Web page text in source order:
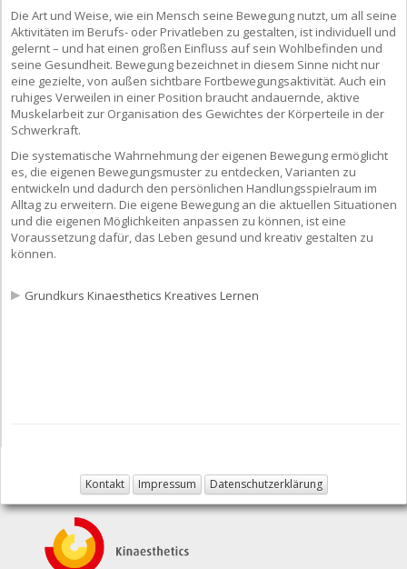
Die Art und Weise, wie ein Mensch seine Bewegung nutzt, um all seine
Aktivitäten im Berufs- oder Privatleben zu gestalten, ist individuell und
gelernt – und hat einen großen Einfluss auf sein Wohlbefinden und
seine Gesundheit. Bewegung bezeichnet in diesem Sinne nicht nur
eine gezielte, von außen sichtbare Fortbewegungsaktivität. Auch ein
ruhiges Verweilen in einer Position braucht andauernde, aktive
Muskelarbeit zur Organisation des Gewichtes der Körperteile in der
Schwerkraft.
Die systematische Wahrnehmung der eigenen Bewegung ermöglicht
es, die eigenen Bewegungsmuster zu entdecken, Varianten zu
entwickeln und dadurch den persönlichen Handlungsspielraum im
Alltag zu erweitern. Die eigene Bewegung an die aktuellen Situationen
und die eigenen Möglichkeiten anpassen zu können, ist eine
Voraussetzung dafür, das Leben gesund und kreativ gestalten zu
können.
Grundkurs Kinaesthetics Kreatives Lernen
Kontakt Impressum Datenschutzerklärung